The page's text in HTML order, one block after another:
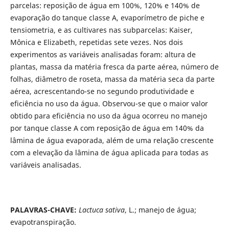
parcelas: reposição de água em 100%, 120% e 140% de
evaporação do tanque classe A, evaporímetro de piche e
tensiometria, e as cultivares nas subparcelas: Kaiser,
Mônica e Elizabeth, repetidas sete vezes. Nos dois
experimentos as variáveis analisadas foram: altura de
plantas, massa da matéria fresca da parte aérea, número de
folhas, diâmetro de roseta, massa da matéria seca da parte
aérea, acrescentando-se no segundo produtividade e
eficiência no uso da água. Observou-se que o maior valor
obtido para eficiência no uso da água ocorreu no manejo
por tanque classe A com reposição de água em 140% da
lâmina de água evaporada, além de uma relação crescente
com a elevação da lâmina de água aplicada para todas as
variáveis analisadas.
PALAVRAS-CHAVE: Lactuca sativa, L.; manejo de água;
evapotranspiração.